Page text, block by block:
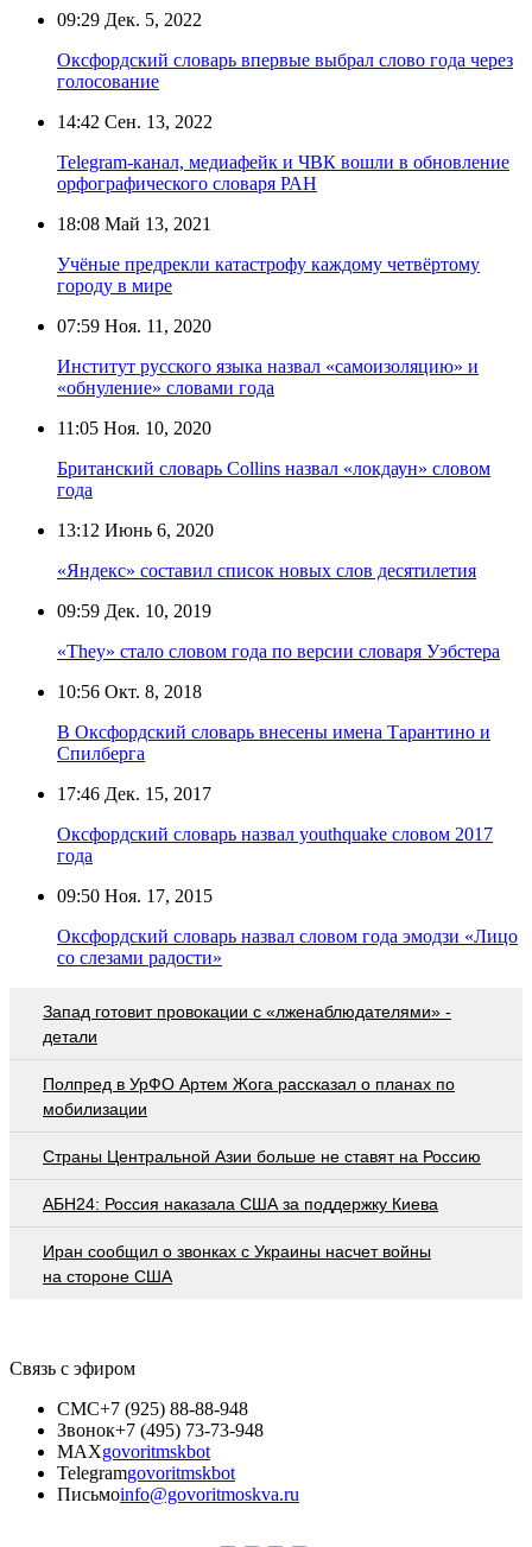
09:29 Дек. 5, 2022
Оксфордский словарь впервые выбрал слово года через
голосование
14:42 Сен. 13, 2022
Telegram-канал, медиафейк и ЧВК вошли в обновление
орфографического словаря РАН
18:08 Май 13, 2021
Учёные предрекли катастрофу каждому четвёртому
городу в мире
07:59 Ноя. 11, 2020
Институт русского языка назвал «самоизоляцию» и
«обнуление» словами года
11:05 Ноя. 10, 2020
Британский словарь Collins назвал «локдаун» словом
года
13:12 Июнь 6, 2020
«Яндекс» составил список новых слов десятилетия
09:59 Дек. 10, 2019
«They» стало словом года по версии словаря Уэбстера
10:56 Окт. 8, 2018
В Оксфордский словарь внесены имена Тарантино и
Спилберга
17:46 Дек. 15, 2017
Оксфордский словарь назвал youthquake словом 2017
года
09:50 Ноя. 17, 2015
Оксфордский словарь назвал словом года эмодзи «Лицо
со слезами радости»
Запад готовит провокации с «лженаблюдателями» -
детали
Полпред в УрФО Артем Жога рассказал о планах по
мобилизации
Страны Центральной Азии больше не ставят на Россию
АБН24: Россия наказала США за поддержку Киева
Иран сообщил о звонках с Украины насчет войны
на стороне США
Связь с эфиром
СМС+7 (925) 88-88-948
Звонок+7 (495) 73-73-948
MAXgovoritmskbot
Telegramgovoritmskbot
Письмоinfo@govoritmoskva.ru